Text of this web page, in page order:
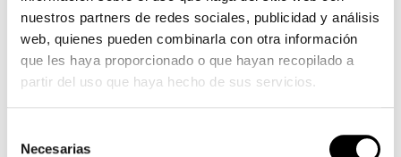
nuestros partners de redes sociales, publicidad y análisis
web, quienes pueden combinarla con otra información
que les haya proporcionado o que hayan recopilado a
partir del uso que haya hecho de sus servicios.
Necesarias
Madera
Nogal Canaletto